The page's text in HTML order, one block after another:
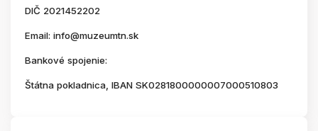
DIČ 2021452202
Email: info@muzeumtn.sk
Bankové spojenie:
Štátna pokladnica, IBAN SK0281800000007000510803